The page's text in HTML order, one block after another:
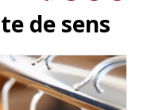
de sens